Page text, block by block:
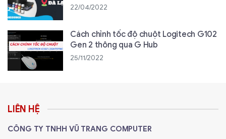
22/04/2022
Cách chỉnh tốc độ chuột Logitech G102
Gen 2 thông qua G Hub
25/11/2022
LIÊN HỆ
CÔNG TY TNHH VŨ TRANG COMPUTER